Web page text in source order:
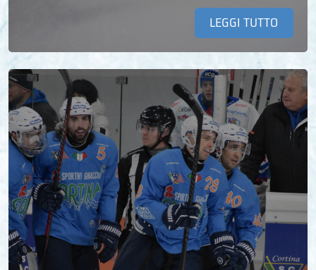
LEGGI TUTTO